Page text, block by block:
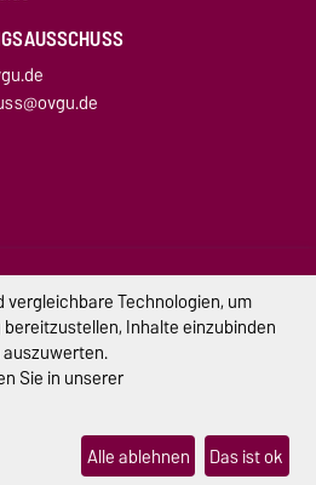
Impressum
Einstellungen
Technologien, um
Inhalte einzubinden
Sie in unserer
Alle ablehnen Das ist ok